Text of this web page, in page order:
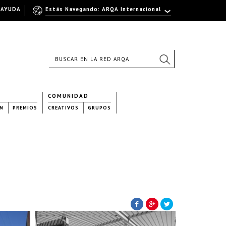
PREMIOS
COMUNIDAD
CREATIVOS GRUPOS
Estás Navegando: ARQA Internacional
AYUDA